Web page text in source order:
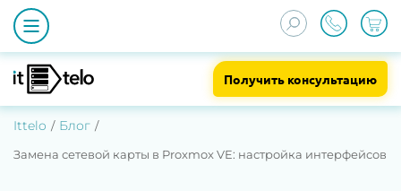
Получить консультацию
Ittelo Блог
Замена сетевой карты в Proxmox VE: настройка интерфейсов